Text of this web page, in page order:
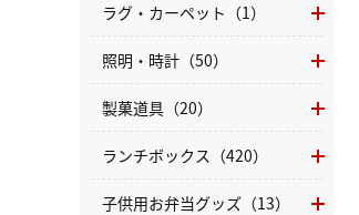
ラグ・カーペット（1）
照明・時計（50）
製菓道具（20）
ランチボックス（420）
子供用お弁当グッズ（13）